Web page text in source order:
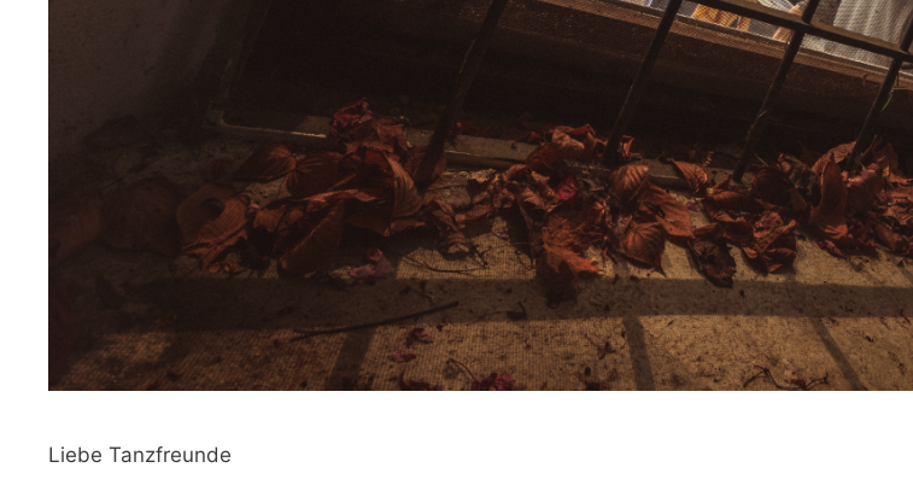
Liebe Tanzfreunde